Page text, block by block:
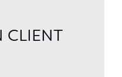
CLIENT